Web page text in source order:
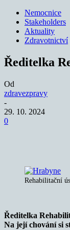
Nemocnice
Stakeholders
Aktuality
Zdravotnictví
Ředitelka
Od
zdravezpravy
-
29. 10. 2024
0
Rehabilitační
Ředitelka
Na její chování si